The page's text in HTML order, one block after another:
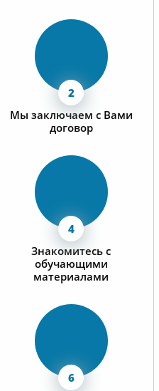
Мы заключаем с Вами
договор
Знакомитесь с
обучающими
материалами